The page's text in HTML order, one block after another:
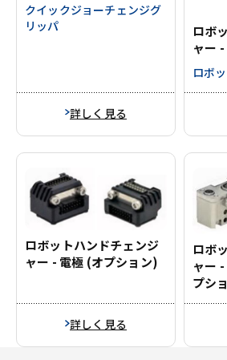
クイックジョーチェンジグ
リッパ
詳しく見る
ロボ
ャー
ロボ
ロボットハンドチェンジ
ャー - 電極 (オプション)
詳しく見る
ロボ
ャー
プシ